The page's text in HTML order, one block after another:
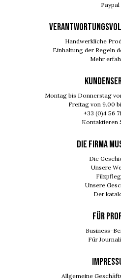
Paypal
Handwerkliche
Einhaltung der Regeln
Mehr
Montag bis Donnerstag
Freitag von 9.00
+33 (0)4 56
Kontaktieren
DIE FIRMA
Die
Unsere
Unsere
Der
FÜR
Business-
Für
Allgemeine